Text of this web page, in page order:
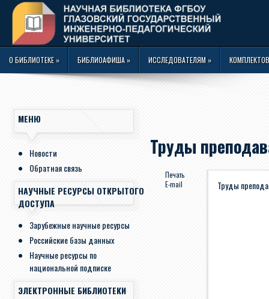
О БИБЛИОТЕКЕ » БИБЛИОАФИША» ИССЛЕДОВАТЕЛЯМ»
МЕНЮ
Новости
Обратная связь
НАУЧНЫЕ РЕСУРСЫ ОТКРЫТОГО
ДОСТУПА
Зарубежные научные ресурсы
Российские базы данных
Научные ресурсы по
национальной подписке
ЭЛЕКТРОННЫЕ БИБЛИОТЕКИ
Труды
Печать
E-mail
Труды